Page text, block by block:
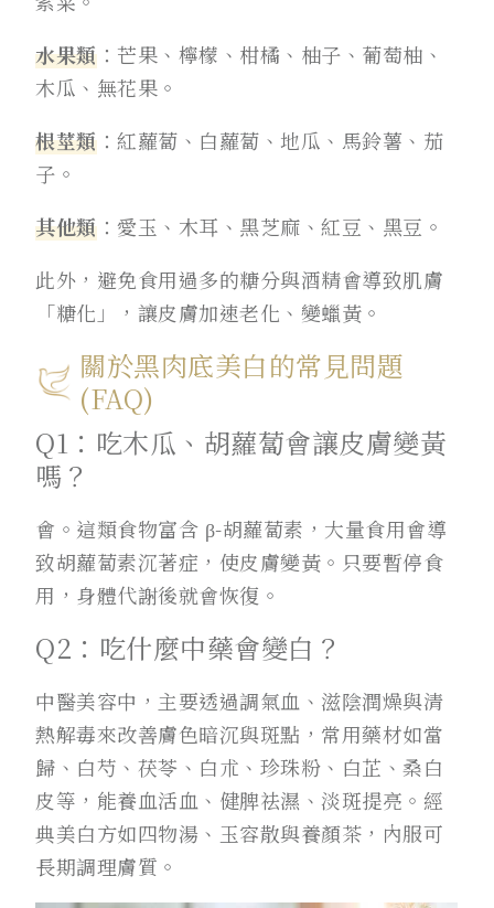
水果類：芒果、檸檬、柑橘、柚子、葡萄柚、
木瓜、無花果。
根莖類：紅蘿蔔、白蘿蔔、地瓜、馬鈴薯、茄
子。
其他類：愛玉、木耳、黑芝麻、紅豆、黑豆。
此外，避免食用過多的糖分與酒精會導致肌膚
「糖化」，讓皮膚加速老化、變蠟黃。
關於黑肉底美白的常見問題
(FAQ)
Q1：吃木瓜、胡蘿蔔會讓皮膚變黃
嗎？
會。這類食物富含 β-胡蘿蔔素，大量食用會導
致胡蘿蔔素沉著症，使皮膚變黃。只要暫停食
用，身體代謝後就會恢復。
Q2：吃什麼中藥會變白？
中醫美容中，主要透過調氣血、滋陰潤燥與清
熱解毒來改善膚色暗沉與斑點，常用藥材如當
歸、白芍、茯苓、白朮、珍珠粉、白芷、桑白
皮等，能養血活血、健脾祛濕、淡斑提亮。經
典美白方如四物湯、玉容散與養顏茶，內服可
長期調理膚質。